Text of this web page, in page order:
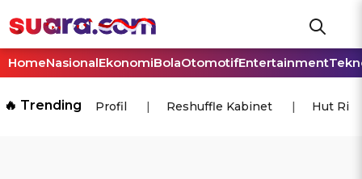
HomeNasionalEkonomiBolaOtomotifEntertainment
🔥 Trending Profil Reshuffle Kabinet Hut Ri